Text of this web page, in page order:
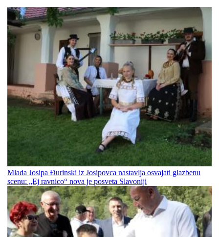
Mlada Josipa Đurinski iz Josipovca nastavlja osvajati glazbenu
scenu: „Ej ravnico“ nova je posveta Slavoniji